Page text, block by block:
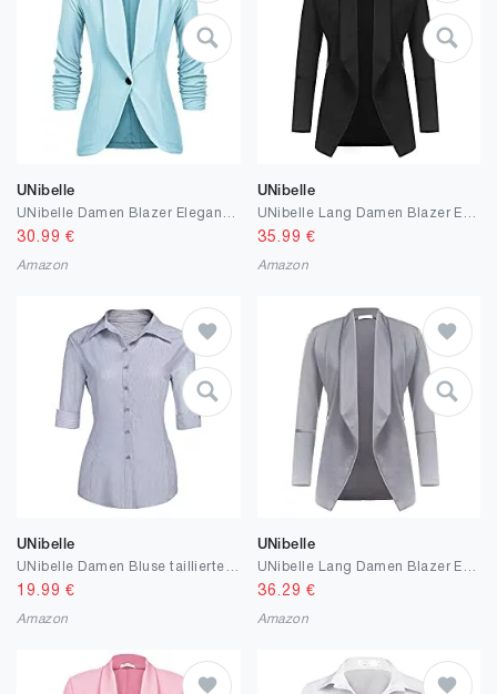
UNibelle
30.99 €
Amazon
UNibelle
35.99 €
Amazon
UNibelle
19.99 €
Amazon
UNibelle
36.29 €
Amazon